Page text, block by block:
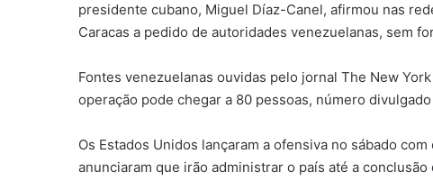
presidente cubano, Miguel Díaz-Canel, afirmou nas
Caracas a pedido de autoridades venezuelanas, sem
Fontes venezuelanas ouvidas pelo jornal The New
operação pode chegar a 80 pessoas, número
Os Estados Unidos lançaram a ofensiva no sábado
anunciaram que irão administrar o país até a